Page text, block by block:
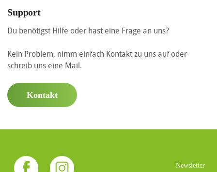
Support
Du benötigst Hilfe oder hast eine Frage an uns?
Kein Problem, nimm einfach Kontakt zu uns auf oder
schreib uns eine Mail.
Kontakt
Newsletter